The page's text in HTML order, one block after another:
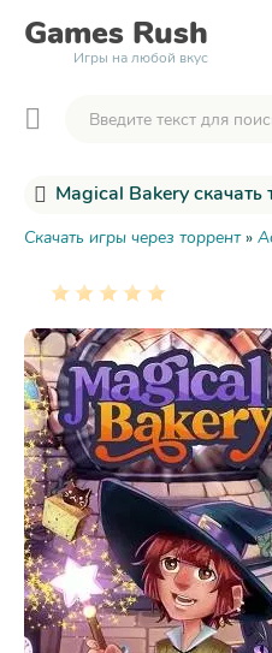
Games Rush
Игры на любой вкус
Magical Bakery скачать
Скачать игры через торрент»